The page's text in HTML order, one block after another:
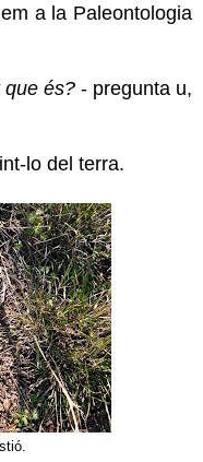
a la Paleontologia
que és? - pregunta u,
lo del terra.